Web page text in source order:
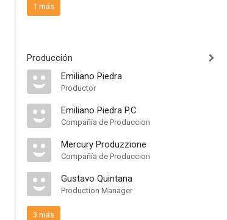
1 más
Producción
Emiliano Piedra
Productor
Emiliano Piedra P.C
Compañía de Produccion
Mercury Produzzione
Compañía de Produccion
Gustavo Quintana
Production Manager
3 más